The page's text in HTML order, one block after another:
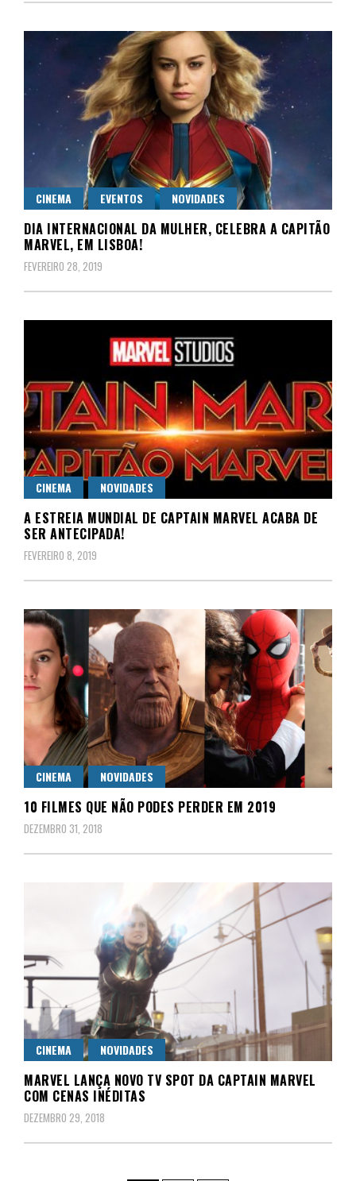
CINEMA EVENTOS NOVIDADES
DIA INTERNACIONAL DA MULHER, CELEBRA A CAPITÃO
MARVEL, EM LISBOA!
FEVEREIRO 28, 2019
CINEMA NOVIDADES
A ESTREIA MUNDIAL DE CAPTAIN MARVEL ACABA DE
SER ANTECIPADA!
FEVEREIRO 8, 2019
CINEMA NOVIDADES
10 FILMES QUE NÃO PODES PERDER EM 2019
DEZEMBRO 31, 2018
CINEMA NOVIDADES
MARVEL LANÇA NOVO TV SPOT DA CAPTAIN MARVEL
COM CENAS INÉDITAS
DEZEMBRO 29, 2018